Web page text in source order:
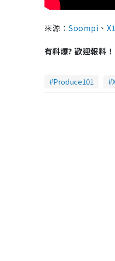
來源： Soompi 、
有料爆? 歡迎報料
Produce101